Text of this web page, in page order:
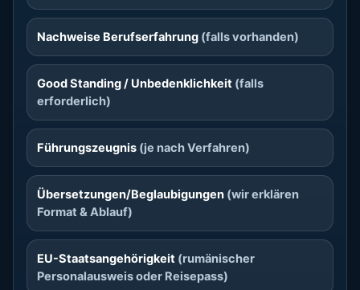
Nachweise Berufserfahrung (falls vorhanden)
Good Standing / Unbedenklichkeit (falls
erforderlich)
Führungszeugnis (je nach Verfahren)
Übersetzungen/Beglaubigungen (wir erklären
Format & Ablauf)
EU-Staatsangehörigkeit (rumänischer
Personalausweis oder Reisepass)